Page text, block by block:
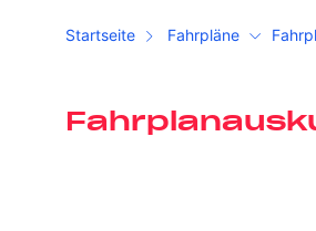
Startseite Fahrpläne